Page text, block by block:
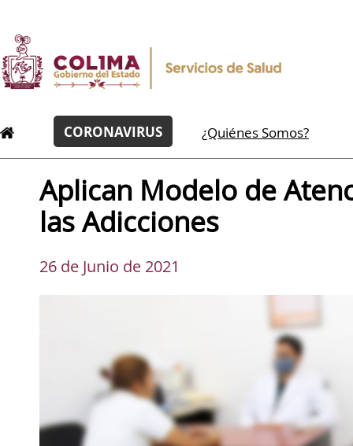
CORONAVIRUS ¿Quiénes Somos?
Aplican Modelo de
las Adicciones
26 de Junio de 2021